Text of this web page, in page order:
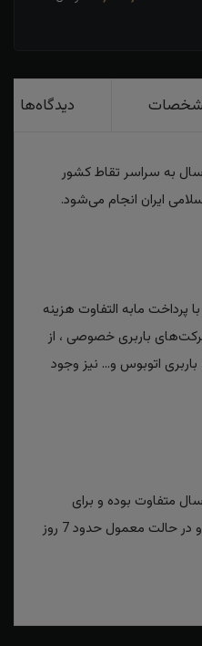
دیدگاه‌ها
به سراسر تقاط کشور
ایران انجام می‌شود.
مابه التفاوت هزینه
باربری خصوصی ، از
اتوبوس و... نیز وجود
متفاوت بوده و برای
روش‌های سریع بین 2 تا 3 روز و در حالت معمول حدود 7 روز